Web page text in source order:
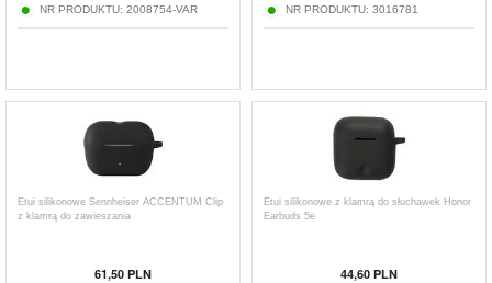
NR PRODUKTU: 2008754-VAR NR PRODUKTU: 3016781
Etui silikonowe Sennheiser ACCENTUM Clip
z klamrą do zawieszania
61,50 PLN
Etui silikonowe z klamrą do słuchawek Honor
Earbuds 5e
44,60 PLN